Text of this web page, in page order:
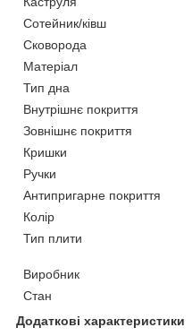
Сотейник/ківш
Сковорода
Матеріал
Тип дна
Внутрішнє покриття
Зовнішнє покриття
Кришки
Ручки
Антипригарне покриття
Колір
Тип плити
Виробник
Стан
Додаткові характеристики